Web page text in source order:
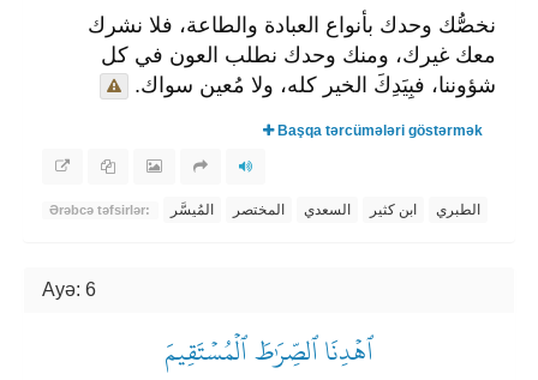
نخصُّك وحدك بأنواع العبادة والطاعة، فلا نشرك
معك غيرك، ومنك وحدك نطلب العون في كل
شؤوننا، فبِيَدِكَ الخير كله، ولا مُعين سواك.
Başqa tərcümələri göstərmək
Ərəbcə təfsirlər: المُيسَّر المختصر السعدي ابن كثير الطبري
Ayə: 6
ٱهۡدِنَا ٱلصِّرَٰطَ ٱلۡمُسۡتَقِيمَ